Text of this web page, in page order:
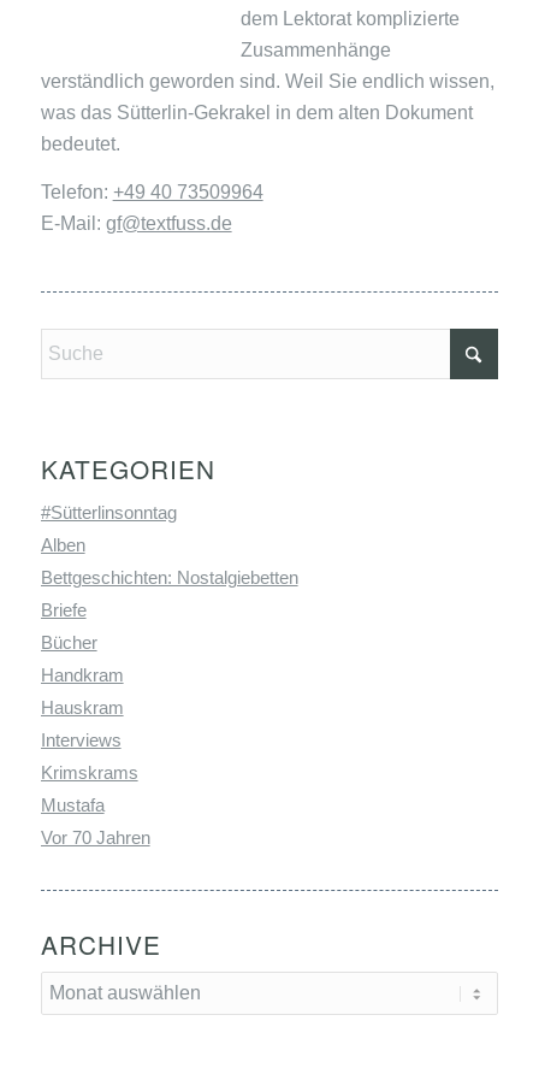
dem Lektorat komplizierte
Zusammenhänge
verständlich geworden sind. Weil Sie endlich wissen,
was das Sütterlin-Gekrakel in dem alten Dokument
bedeutet.
Telefon: +49 40 73509964
E-Mail: gf@textfuss.de
KATEGORIEN
#Sütterlinsonntag
Alben
Bettgeschichten: Nostalgiebetten
Briefe
Bücher
Handkram
Hauskram
Interviews
Krimskrams
Mustafa
Vor 70 Jahren
ARCHIVE